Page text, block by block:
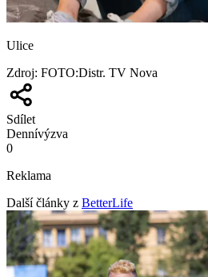
Ulice
Zdroj: FOTO:Distr. TV Nova
Sdílet
Dennívýzva
0
Reklama
Další články z BetterLife